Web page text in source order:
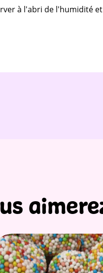
à l'abri de l'humidité